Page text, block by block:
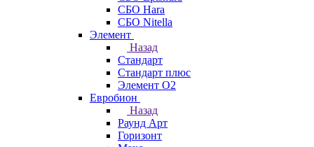
СБО Hara
СБО Nitella
Элемент
Назад
Стандарт
Стандарт плюс
Элемент О2
Евробион
Назад
Раунд Арт
Горизонт